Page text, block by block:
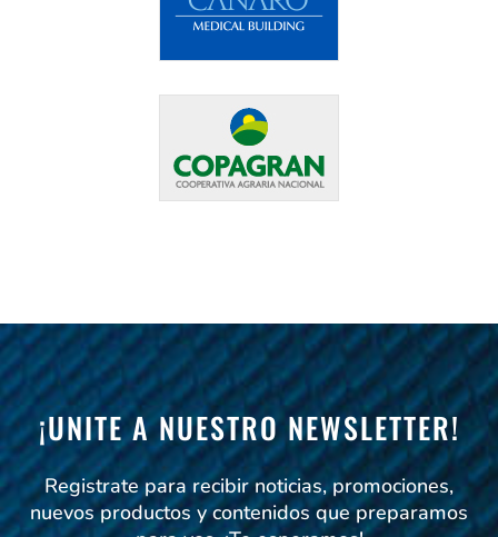
¡UNITE A NUESTRO NEWSLETTER!
Registrate para recibir noticias, promociones,
nuevos productos y contenidos que preparamos